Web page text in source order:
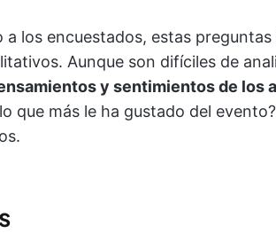
los encuestados, estas
Aunque son difíciles de
y sentimientos de los
que más le ha gustado del